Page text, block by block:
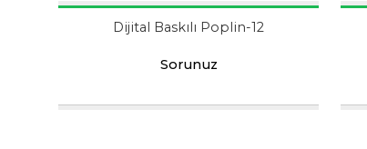
Dijital Baskılı Poplin-12
Sorunuz